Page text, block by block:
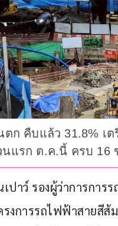
ตก คืบแล้ว 31.8%
นแรก ต.ค.นี้ ครบ 16
ปาว์ รองผู้ว่าการกา
งการรถไฟฟ้าสายสี